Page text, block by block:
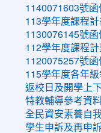
1140071603號函
113學年度課程
1130076145號函
112學年度課程
1120075257號函
115學年度各年
返校日及開學上
特教輔導參考資
全民資安素養自
學生申訴及再申